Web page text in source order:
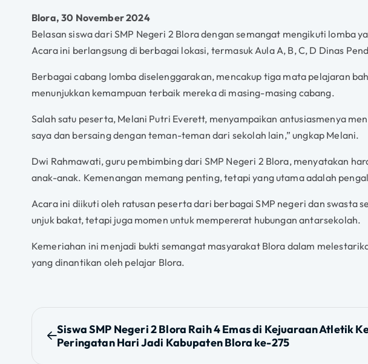
Blora, 30 November 2024
Belasan siswa dari SMP Negeri 2 Blora dengan semangat mengikuti lomba
Acara ini berlangsung di berbagai lokasi, termasuk Aula A, B, C, D Dinas
Berbagai cabang lomba diselenggarakan, mencakup tiga mata pelajaran
menunjukkan kemampuan terbaik mereka di masing-masing cabang.
Salah satu peserta, Melani Putri Everett, menyampaikan antusiasmenya
saya dan bersaing dengan teman-teman dari sekolah lain,” ungkap Melani.
Dwi Rahmawati, guru pembimbing dari SMP Negeri 2 Blora, menyatakan
anak-anak. Kemenangan memang penting, tetapi yang utama adalah
Acara ini diikuti oleh ratusan peserta dari berbagai SMP negeri dan swasta
unjuk bakat, tetapi juga momen untuk mempererat hubungan antarsekolah.
Kemeriahan ini menjadi bukti semangat masyarakat Blora dalam
yang dinantikan oleh pelajar Blora.
N
a
Siswa SMP Negeri 2 Blora Raih 4 Emas di Kejuaraan Atletik
Peringatan Hari Jadi Kabupaten Blora ke-275